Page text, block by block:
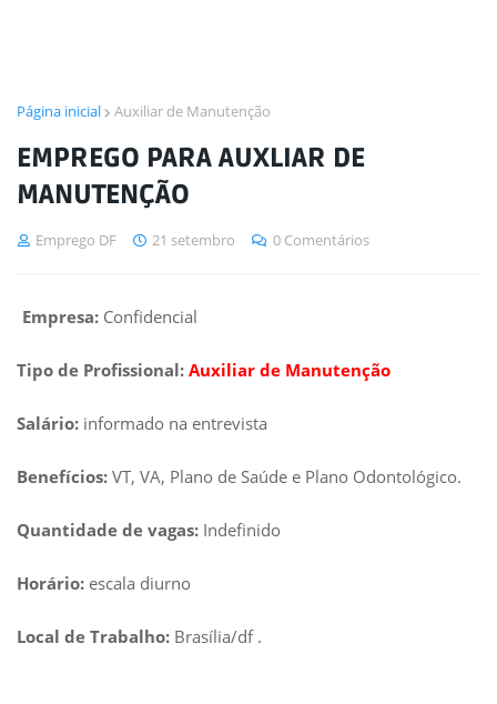
Página inicial Auxiliar de Manutenção
EMPREGO PARA AUXLIAR DE
MANUTENÇÃO
Emprego DF 21 setembro 0 Comentários
Empresa: Confidencial
Tipo de Profissional: Auxiliar de Manutenção
Salário: informado na entrevista
Benefícios: VT, VA, Plano de Saúde e Plano Odontológico.
Quantidade de vagas: Indefinido
Horário: escala diurno
Local de Trabalho: Brasília/df .